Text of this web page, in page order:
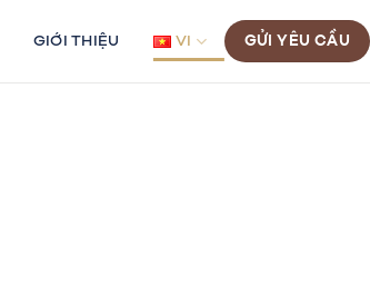
GIỚI THIỆU VI GỬI YÊU CẦU